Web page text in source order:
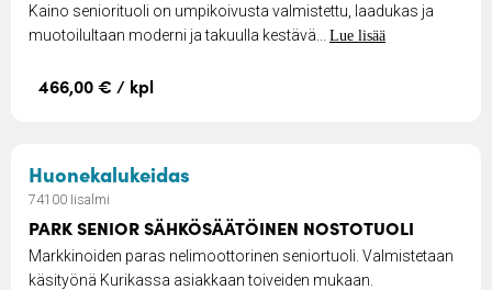
Kaino seniorituoli on umpikoivusta valmistettu, laadukas ja
muotoilultaan moderni ja takuulla kestävä... Lue lisää
466,00 € / kpl
Huonekalukeidas
74100 Iisalmi
PARK SENIOR SÄHKÖSÄÄTÖINEN NOSTOTUOLI
Markkinoiden paras nelimoottorinen seniortuoli. Valmistetaan
käsityönä Kurikassa asiakkaan toiveiden mukaan.